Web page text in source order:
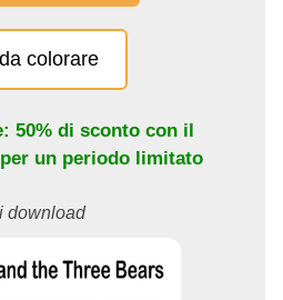
colorare
50% di sconto con il
un periodo limitato
download